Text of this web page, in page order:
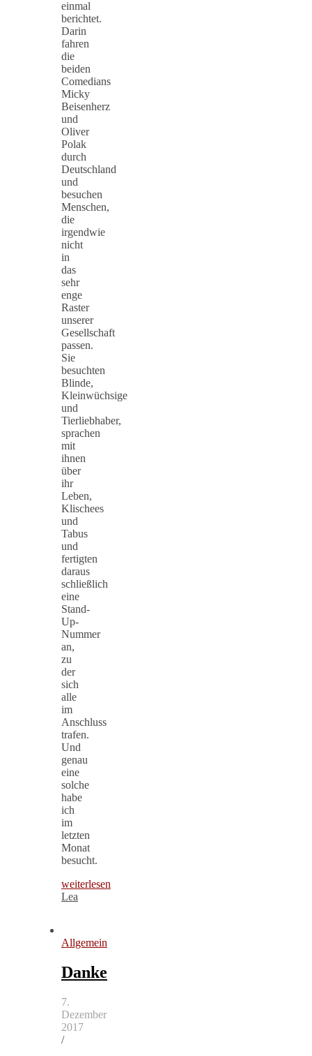
einmal
berichtet.
Darin
fahren
die
beiden
Comedians
Micky
Beisenherz
und
Oliver
Polak
durch
Deutschland
und
besuchen
Menschen,
die
irgendwie
nicht
in
das
sehr
enge
Raster
unserer
Gesellschaft
passen.
Sie
besuchten
Blinde,
Kleinwüchsige
und
Tierliebhaber,
sprachen
mit
ihnen
über
ihr
Leben,
Klischees
und
Tabus
und
fertigten
daraus
schließlich
eine
Stand-
Up-
Nummer
an,
zu
der
sich
alle
im
Anschluss
trafen.
Und
genau
eine
solche
habe
ich
im
letzten
Monat
besucht.
weiterlesen
Lea
Allgemein
Danke
7.
Dezember
2017
/